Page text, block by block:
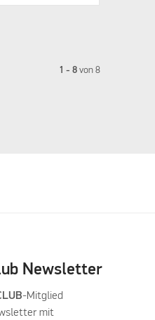
1 - 8 von8
Newsletter
-Mitglied
mit